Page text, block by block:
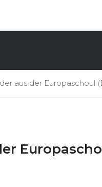
aus der Europaschoul